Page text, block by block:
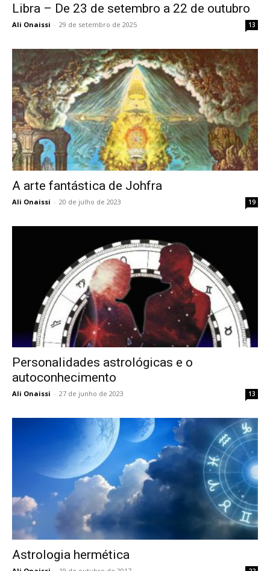
Libra – De 23 de setembro a 22 de outubro
Ali Onaissi - 29 de setembro de 2025 13
A arte fantástica de Johfra
Ali Onaissi - 20 de julho de 2023 19
Personalidades astrológicas e o
autoconhecimento
Ali Onaissi - 27 de junho de 2023 13
Astrologia hermética